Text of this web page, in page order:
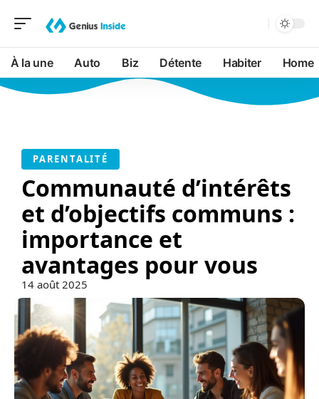
À la une Auto Biz Détente Habiter Home
PARENTALITÉ
Communauté d’intérêts
et d’objectifs communs :
importance et
avantages pour vous
14 août 2025